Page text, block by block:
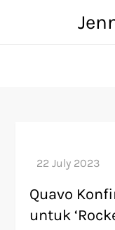
Quavo
untuk